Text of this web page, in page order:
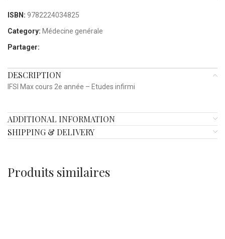
ISBN: 9782224034825
Category: Médecine genérale
Partager:
DESCRIPTION
IFSI Max cours 2e année – Etudes infirmi
ADDITIONAL INFORMATION
SHIPPING & DELIVERY
Produits similaires